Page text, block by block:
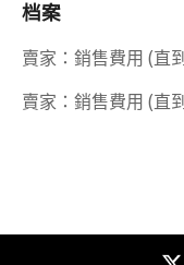
档案
賣家：銷售費用 (直
賣家：銷售費用 (直